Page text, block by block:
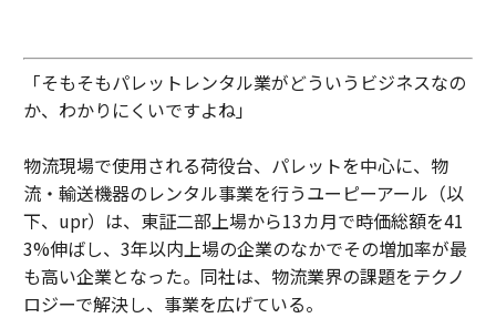
「そもそもパレットレンタル業がどういうビジネスなの
か、わかりにくいですよね」
物流現場で使用される荷役台、パレットを中心に、物
流・輸送機器のレンタル事業を行うユーピーアール（以
下、upr）は、東証二部上場から13カ月で時価総額を41
3%伸ばし、3年以内上場の企業のなかでその増加率が最
も高い企業となった。同社は、物流業界の課題をテクノ
ロジーで解決し、事業を広げている。